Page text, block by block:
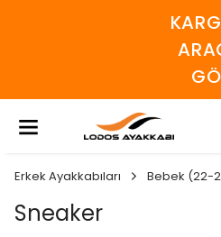
ARACILIĞI
Erkek Ayakkabıları Bebek (22-
Sneaker